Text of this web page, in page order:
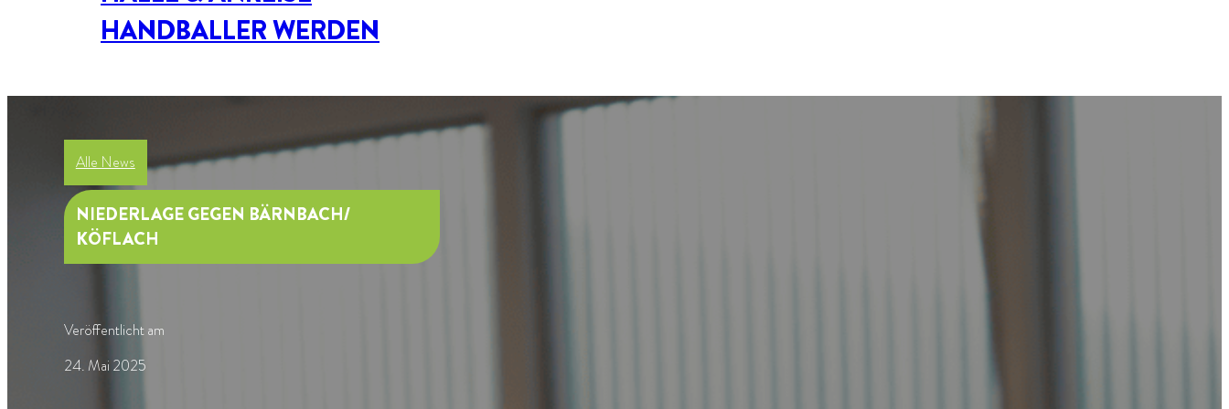
HANDBALLER WERDEN
Alle News
NIEDERLAGE GEGEN BÄRNBACH/
KÖFLACH
Veröffentlicht am
24. Mai 2025